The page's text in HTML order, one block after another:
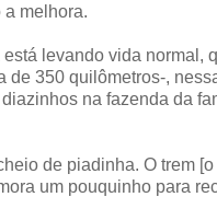
a melhora.
está levando vida normal,
de 350 quilômetros-,
na fazenda da
de piadinha. O trem
um pouquinho para